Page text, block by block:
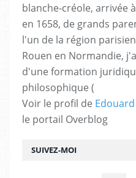
SUIVEZ-MOI
blanche-créole, arrivée
en 1658, de grands
l'un de la région
Rouen en Normandie,
d'une formation
philosophique (
Voir le profil de
le portail Overblog